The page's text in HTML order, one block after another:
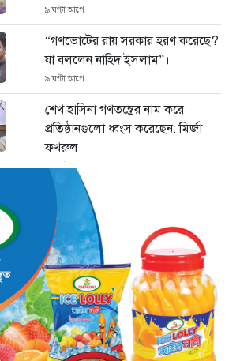
৯ ঘণ্টা আগে
“গণভোটের রায় সরকার হরণ করেছে?
যা বললেন নাহিদ ইসলাম”।
৯ ঘণ্টা আগে
শেখ হাসিনা গণতন্ত্রের নাম করে
প্রতিষ্ঠানগুলো ধ্বংস করেছেন: মির্জা
ফখরুল
১০ ঘণ্টা আগে
থাইল্যান্ডে ভয়াবহ বন্দুক হামলা: দাদা-
দাদিসহ স্কুলে আরও ৭ জনকে হত্যা
১০ ঘণ্টা আগে
সিলেটে দুই বাসের ভয়াবহ সংঘর্ষ: ঝরে
গেল ৮টি তাজা প্রাণ, হাসপাতালে ২৫
১০ ঘণ্টা আগে
সিলিন্ডার লিকেজে ভয়াবহ অগ্নিকাণ্ড:
দগ্ধ ৩ জনের অবস্থা আশঙ্কাজনক